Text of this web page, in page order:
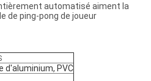
automatisé aiment la
de ping-pong de joueur
d'aluminium, PVC